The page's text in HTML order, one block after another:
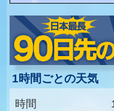
1時間ごとの天気
時間